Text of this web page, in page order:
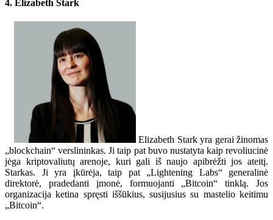
4. Elizabeth Stark
Elizabeth Stark yra gerai žinomas
„blockchain“ verslininkas. Ji taip pat buvo nustatyta kaip revoliucinė
jėga kriptovaliutų arenoje, kuri gali iš naujo apibrėžti jos ateitį.
Starkas. Ji yra įkūrėja, taip pat „Lightening Labs“ generalinė
direktorė, pradedanti įmonė, formuojanti „Bitcoin“ tinklą. Jos
organizacija ketina spręsti iššūkius, susijusius su mastelio keitimu
„Bitcoin“.